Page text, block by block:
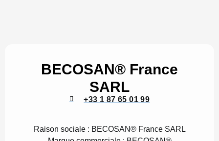
BECOSAN® France
SARL
+33 1 87 65 01 99
Raison sociale : BECOSAN® France SARL